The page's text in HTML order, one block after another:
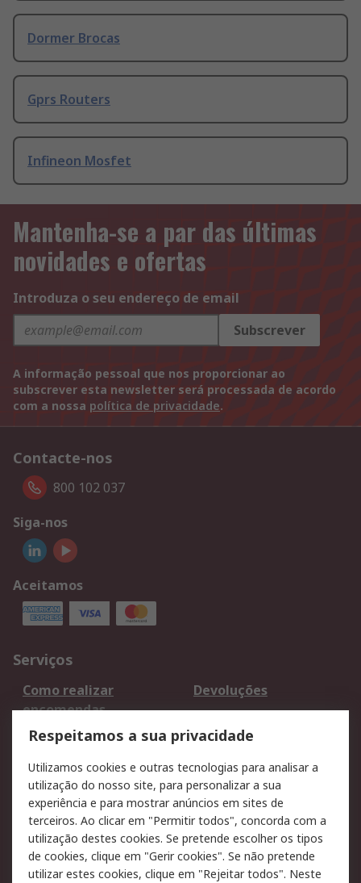
Dormer Brocas
Gprs Routers
Infineon Mosfet
Mantenha-se a par das últimas
novidades e ofertas
Introduza o seu endereço de email
Subscrever
A informação pessoal que nos proporcionar ao
subscrever esta newsletter será processada de acordo
com a nossa política de privacidade.
Contacte-nos
800 102 037
Siga-nos
Aceitamos
Serviços
Como realizar
encomendas
Devoluções
Formas de entrega
Qualidade e ambiente
Pagamento e
faturação
Legal
Aviso legal
Política de cookies
Respeitamos a sua privacidade
Utilizamos cookies e outras tecnologias para analisar a
utilização do nosso site, para personalizar a sua
experiência e para mostrar anúncios em sites de
terceiros. Ao clicar em "Permitir todos", concorda com a
utilização destes cookies. Se pretende escolher os tipos
de cookies, clique em "Gerir cookies". Se não pretende
utilizar estes cookies, clique em "Rejeitar todos". Neste